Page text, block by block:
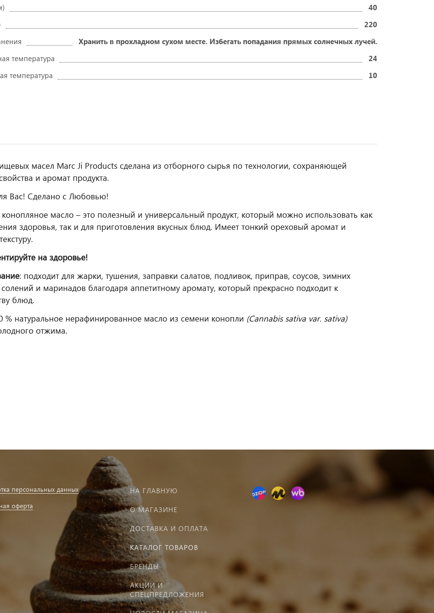
40
220
Хранить в прохладном сухом месте. Избегать попадания прямых солнечных лучей.
температура
24
температура
10
масел Marc Ji Products сделана из отборного сырья по технологии, сохраняющей
и аромат продукта.
Вас! Сделано с Любовью!
конопляное масло – это полезный и универсальный продукт, который можно использовать как
здоровья, так и для приготовления вкусных блюд. Имеет тонкий ореховый аромат и
на здоровье!
: подходит для жарки, тушения, заправки салатов, подливок, приправ, соусов, зимних
солений и маринадов благодаря аппетитному аромату, который прекрасно подходит к
блюд.
% натуральное нерафинированное масло из семени конопли (Cannabis sativa var. sativa)
отжима.
персональных данных
оферта
НА ГЛАВНУЮ
О МАГАЗИНЕ
ДОСТАВКА И ОПЛАТА
КАТАЛОГ ТОВАРОВ
БРЕНДЫ
АКЦИИ И
СПЕЦПРЕДЛОЖЕНИЯ